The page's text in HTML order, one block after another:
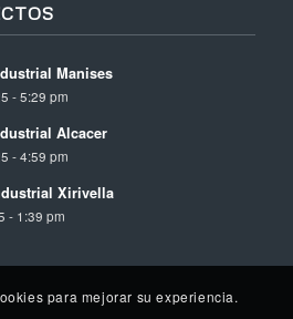
Manises
- 5:29 pm
Alcacer
- 4:59 pm
Xirivella
- 1:39 pm
para mejorar su experiencia.